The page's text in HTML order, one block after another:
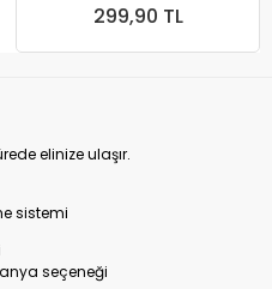
299,90 TL
elinize ulaşır.
sistemi
seçeneği